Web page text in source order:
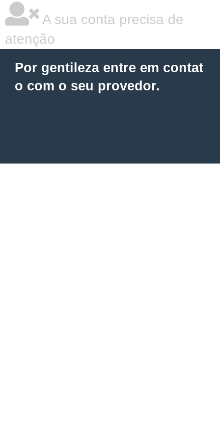
A sua conta precisa de
atenção
Por gentileza entre em contat
o com o seu provedor.